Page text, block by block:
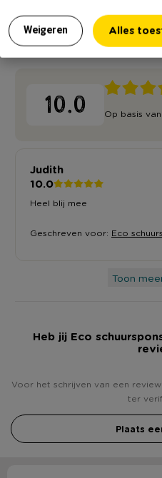
Weigeren Alles
Reviews
10.0 Op basis
Judith
10.0
Heel blij mee
Geschreven voor: Eco
Toon
Heb jij Eco
Voor het schrijven van een
ter
Plaats